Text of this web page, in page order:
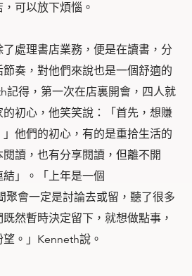
可以放下煩惱。
處理書店業務，便是在讀書，分
奏，對他們來說也是一個舒適的
記得，第一次在店裏開會，四人就
初心，他笑笑說：「首先，想賺
他們的初心，有的是重拾生活的
讀，也有分享閱讀，但離不開
」。「上年是一個
聚會一定是討論去或留，聽了很多
然暫時決定留下，就想做點事，
。」Kenneth說。